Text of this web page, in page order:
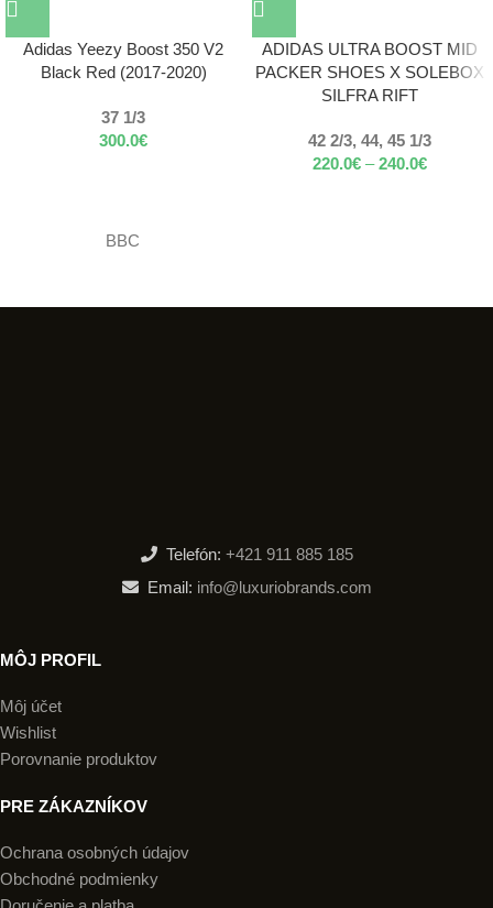
Adidas Yeezy Boost 350 V2
Black Red (2017-2020)
37 1/3
300.0€
ADIDAS ULTRA BOOST MID
PACKER SHOES X SOLEBOX
SILFRA RIFT
42 2/3, 44, 45 1/3
220.0€ – 240.0€
BBC
Telefón: +421 911 885 185
Email: info@luxuriobrands.com
MÔJ PROFIL
Môj účet
Wishlist
Porovnanie produktov
PRE ZÁKAZNÍKOV
Ochrana osobných údajov
Obchodné podmienky